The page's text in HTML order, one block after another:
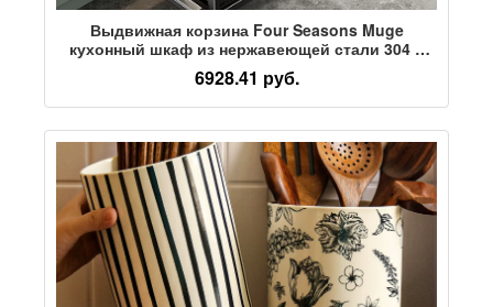
Выдвижная корзина Four Seasons Muge
кухонный шкаф из нержавеющей стали 304 с
двойным выдвижным ящиком для посуды
Стеллаж для хранения посуды Шкаф-корзина
для чаш
6928.41 руб.